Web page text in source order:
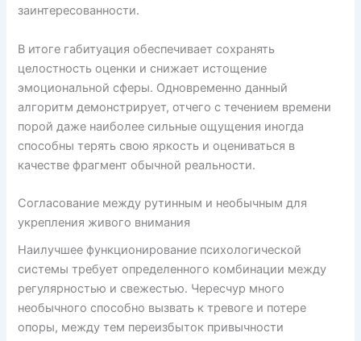
заинтересованности.
В итоге габитуация обеспечивает сохранять
целостность оценки и снижает истощение
эмоциональной сферы. Одновременно данный
алгоритм демонстрирует, отчего с течением времени
порой даже наиболее сильные ощущения иногда
способны терять свою яркость и оцениваться в
качестве фрагмент обычной реальности.
Согласование между рутинным и необычным для
укрепления живого внимания
Наилучшее функционирование психологической
системы требует определенного комбинации между
регулярностью и свежестью. Чересчур много
необычного способно вызвать к тревоге и потере
опоры, между тем переизбыток привычности